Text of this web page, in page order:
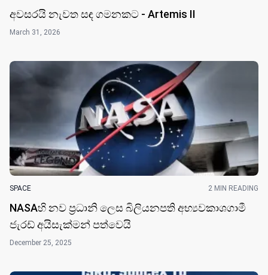
අවසරයි නැවත සඳ ගමනකට - Artemis II
March 31, 2026
SPACE 2 MIN READING
NASAහි නව ප්‍රධානි ලෙස බිලියනපති අභ්‍යවකාශගාමී
ජැරඩ් අයිසැක්මන් පත්වෙයි
December 25, 2025